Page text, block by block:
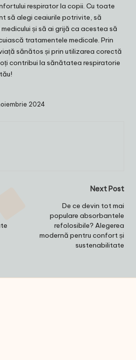
respirator la copii. Cu toate
să alegi ceaiurile potrivite, să
și să ai grijă ca acestea să
tratamentele medicale. Prin
sănătos și prin utilizarea corectă
contribui la sănătatea respiratorie
2024
Next Post
De ce devin tot mai
populare absorbantele
refolosibile? Alegerea
modernă pentru confort și
sustenabilitate